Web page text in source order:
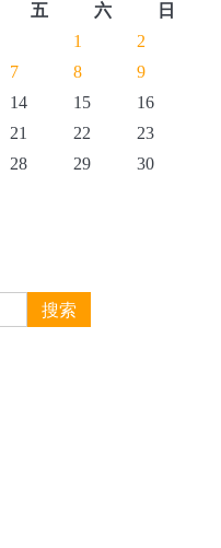
五 六
日
1
2
7 8
9
14 15
16
21 22
23
28 29
30